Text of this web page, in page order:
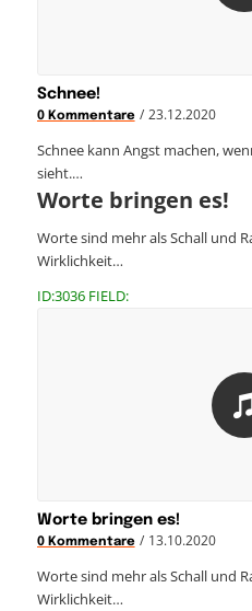
Schnee!
0 Kommentare / 23.12.2020
Schnee kann Angst machen,
sieht.…
Worte bringen es!
Worte sind mehr als Schall und
Wirklichkeit…
ID:3036 FIELD:
Worte bringen es!
0 Kommentare / 13.10.2020
Worte sind mehr als Schall und
Wirklichkeit…